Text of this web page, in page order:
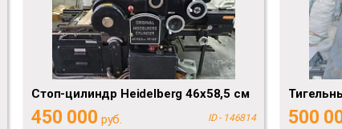
Стоп-цилиндр Heidelberg 46х58,5 см
450 000 руб. ID - 146814 500